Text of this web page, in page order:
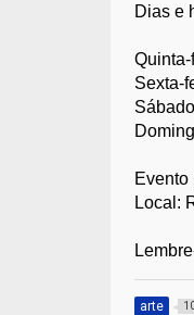
Dias e
Sexta-
Evento
Local:
arte